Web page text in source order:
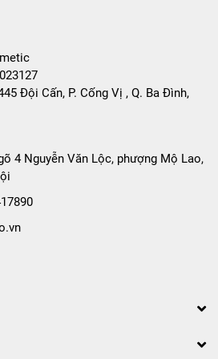
#sac #dep #cham #soc #da
#matnadauxanh
#daothinhuquynh #cosmetic
#hang #maskdatset
#matnasekhitlochanlong
Đội Cấn, P. Cống Vị , Q. Ba Đình,
4 Nguyễn Văn Lộc, phượng Mộ Lao,